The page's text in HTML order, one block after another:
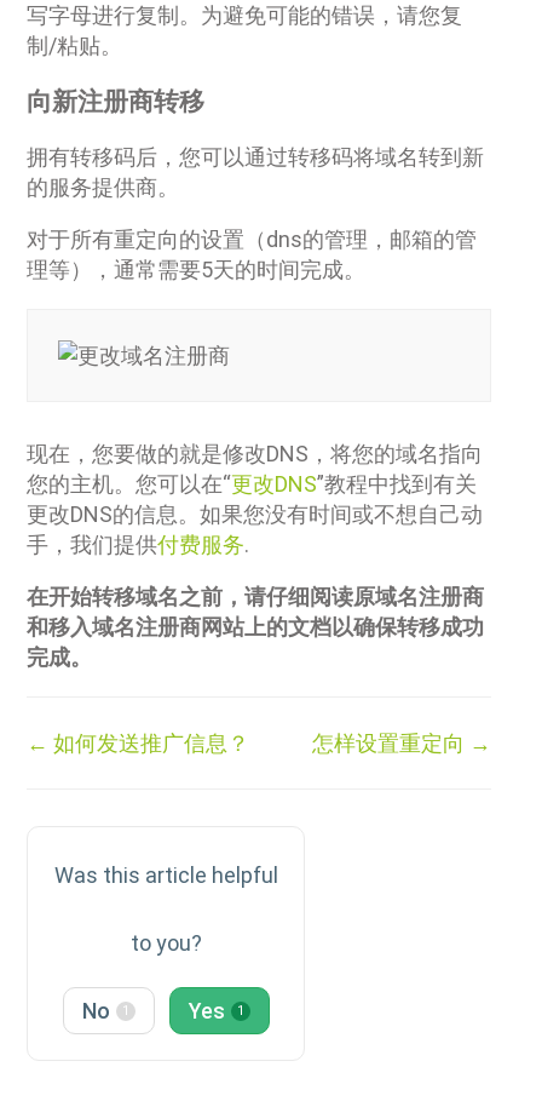
写字母进行复制。为避免可能的错误，请您复
制/粘贴。
向新注册商转移
拥有转移码后，您可以通过转移码将域名转到新
的服务提供商。
对于所有重定向的设置（dns的管理，邮箱的管
理等），通常需要5天的时间完成。
现在，您要做的就是修改DNS，将您的域名指向
您的主机。您可以在“更改DNS”教程中找到有关
更改DNS的信息。如果您没有时间或不想自己动
手，我们提供付费服务.
在开始转移域名之前，请仔细阅读原域名注册商
和移入域名注册商网站上的文档以确保转移成功
完成。
Doc
← 如何发送推广信息？ 怎样设置重定向 →
Was this article helpful
to you?
No 1 Yes 1